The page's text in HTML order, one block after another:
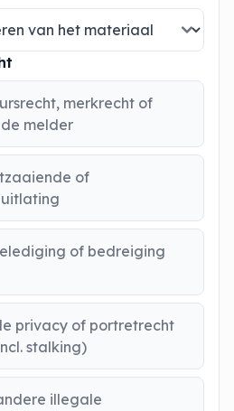
merkrecht of
melder
of
of bedreiging
privacy of portretrecht
stalking)
illegale